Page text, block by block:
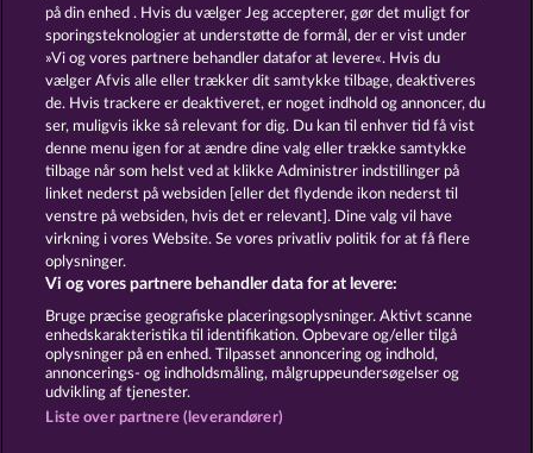
BLITZ COINS FORT BRAVE
Vilkår og betingelser Datasikkerhed
Kontakt
Indsend anmodning om tilbagetrækning
på din enhed . Hvis du vælger Jeg accepterer, gør det muligt for
sporingsteknologier at understøtte de formål, der er vist under
»Vi og vores partnere behandler datafor at levere«. Hvis du
vælger Afvis alle eller trækker dit samtykke tilbage, deaktiveres
de. Hvis trackere er deaktiveret, er noget indhold og annoncer, du
ser, muligvis ikke så relevant for dig. Du kan til enhver tid få vist
denne menu igen for at ændre dine valg eller trække samtykke
tilbage når som helst ved at klikke Administrer indstillinger på
linket nederst på websiden [eller det flydende ikon nederst til
venstre på websiden, hvis det er relevant]. Dine valg vil have
virkning i vores Website. Se vores privatliv politik for at få flere
oplysninger.
Vi og vores partnere behandler data for at levere:
Bruge præcise geografiske placeringsoplysninger. Aktivt scanne
enhedskarakteristika til identifikation. Opbevare og/eller tilgå
oplysninger på en enhed. Tilpasset annoncering og indhold,
annoncerings- og indholdsmåling, målgruppeundersøgelser og
udvikling af tjenester.
Liste over partnere (leverandører)